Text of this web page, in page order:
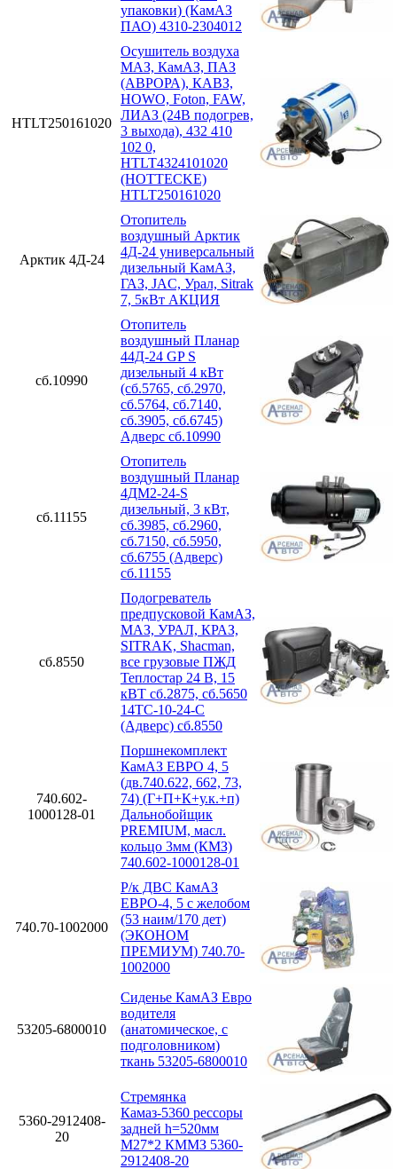
упаковки) (КамАЗ
ПАО) 4310-2304012
HTLT250161020
Осушитель воздуха
МАЗ, КамАЗ, ПАЗ
(АВРОРА), КАВЗ,
HOWO, Foton, FAW,
ЛИАЗ (24В подогрев,
3 выхода), 432 410
102 0,
HTLT4324101020
(HOTTECKE)
HTLT250161020
Арктик 4Д-24
Отопитель
воздушный Арктик
4Д-24 универсальный
дизельный КамАЗ,
ГАЗ, JAC, Урал, Sitrak
7, 5кВт АКЦИЯ
сб.10990
Отопитель
воздушный Планар
44Д-24 GP S
дизельный 4 кВт
(сб.5765, сб.2970,
сб.5764, сб.7140,
сб.3905, сб.6745)
Адверс сб.10990
сб.11155
Отопитель
воздушный Планар
4ДМ2-24-S
дизельный, 3 кВт,
сб.3985, сб.2960,
сб.7150, сб.5950,
сб.6755 (Адверс)
сб.11155
сб.8550
Подогреватель
предпусковой КамАЗ,
МАЗ, УРАЛ, КРАЗ,
SITRAK, Shacman,
все грузовые ПЖД
Теплостар 24 В, 15
кВТ сб.2875, сб.5650
14ТС-10-24-С
(Адверс) сб.8550
740.602-
1000128-01
Поршнекомплект
КамАЗ ЕВРО 4, 5
(дв.740.622, 662, 73,
74) (Г+П+К+у.к.+п)
Дальнобойщик
PREMIUM, масл.
кольцо 3мм (КМЗ)
740.602-1000128-01
740.70-1002000
Р/к ДВС КамАЗ
ЕВРО-4, 5 с желобом
(53 наим/170 дет)
(ЭКОНОМ
ПРЕМИУМ) 740.70-
1002000
53205-6800010
Сиденье КамАЗ Евро
водителя
(анатомическое, с
подголовником)
ткань 53205-6800010
5360-2912408-
20
Стремянка
Камаз-5360 рессоры
задней h=520мм
М27*2 КММЗ 5360-
2912408-20